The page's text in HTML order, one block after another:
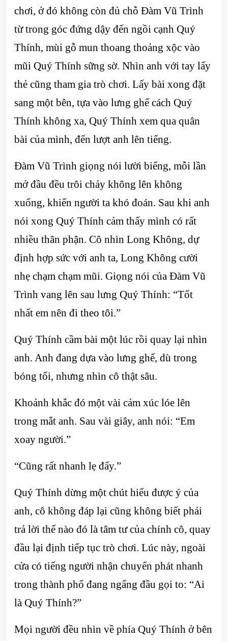
chơi, ở đó không còn đủ chỗ Đàm Vũ Trình
từ trong góc đứng dậy đến ngồi cạnh Quý
Thính, mùi gỗ mun thoang thoảng xộc vào
mũi Quý Thính sững sờ. Nhìn anh với tay lấy
thẻ cũng tham gia trò chơi. Lấy bài xong đặt
sang một bên, tựa vào lưng ghế cách Quý
Thính không xa, Quý Thính xem qua quân
bài của mình, đến lượt anh lên tiếng.
Đàm Vũ Trình giọng nói lười biếng, mỗi lần
mở đầu đều trôi chảy không lên không
xuống, khiến người ta khó đoán. Sau khi anh
nói xong Quý Thính cảm thấy mình có rất
nhiều thân phận. Cô nhìn Long Không, dự
định hợp sức với anh ta, Long Không cười
nhẹ chạm chạm mũi. Giọng nói của Đàm Vũ
Trình vang lên sau lưng Quý Thính: “Tốt
nhất em nên đi theo tôi.”
Quý Thính cầm bài một lúc rồi quay lại nhìn
anh. Anh đang dựa vào lưng ghế, dù trong
bóng tối, nhưng nhìn cô thật sâu.
Khoảnh khắc đó một vài cảm xúc lóe lên
trong mắt anh. Sau vài giây, anh nói: “Em
xoay người.”
“Cũng rất nhanh lẹ đấy.”
Quý Thính dừng một chút hiểu được ý của
anh, cô không đáp lại cũng không biết phải
trả lời thế nào đó là tâm tư của chính cô, quay
đầu lại định tiếp tục trò chơi. Lúc này, ngoài
cửa có tiếng người nhận chuyển phát nhanh
trong thành phố đang ngẩng đầu gọi to: “Ai
là Quý Thính?”
Mọi người đều nhìn về phía Quý Thính ở bên